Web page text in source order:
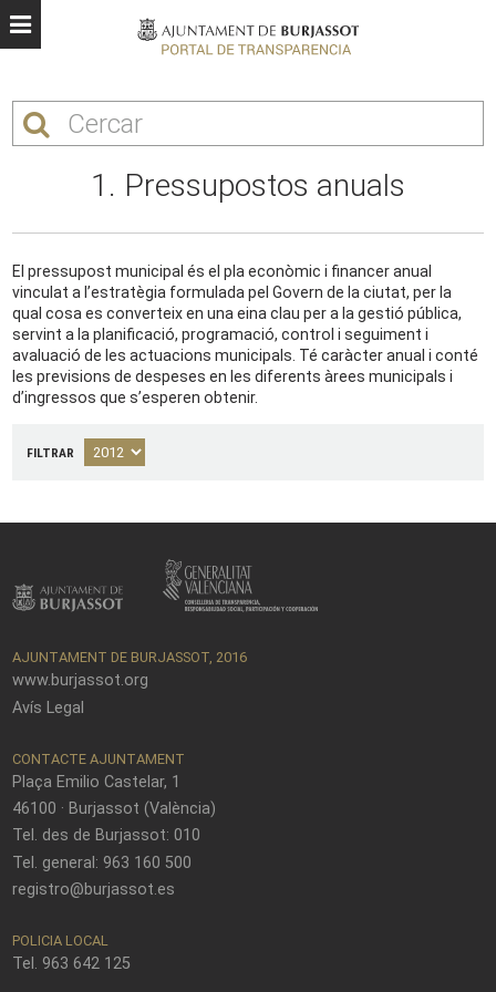
1. Pressupostos anuals
El pressupost municipal és el pla econòmic i financer anual
vinculat a l’estratègia formulada pel Govern de la ciutat, per la
qual cosa es converteix en una eina clau per a la gestió pública,
servint a la planificació, programació, control i seguiment i
avaluació de les actuacions municipals. Té caràcter anual i conté
les previsions de despeses en les diferents àrees municipals i
d’ingressos que s’esperen obtenir.
FILTRAR
AJUNTAMENT DE BURJASSOT, 2016
www.burjassot.org
Avís Legal
CONTACTE AJUNTAMENT
Plaça Emilio Castelar, 1
46100 · Burjassot (València)
Tel. des de Burjassot: 010
Tel. general: 963 160 500
registro@burjassot.es
POLICIA LOCAL
Tel. 963 642 125